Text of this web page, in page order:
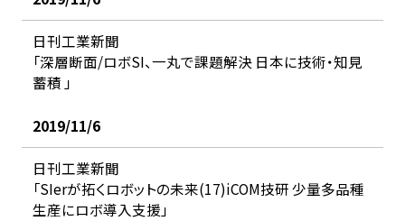
日刊工業新聞
「深層断面/ロボSI、一丸で課題解決 日本に技術・知見
蓄積 」
2019/11/6
日刊工業新聞
「SIerが拓くロボットの未来(17)iCOM技研 少量多品種
生産にロボ導入支援」